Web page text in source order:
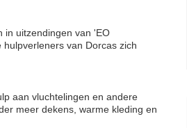
in uitzendingen van 'EO
van Dorcas zich
aan vluchtelingen en andere
meer dekens, warme kleding en